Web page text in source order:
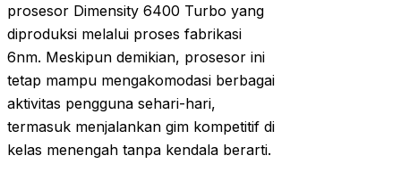
prosesor Dimensity 6400 Turbo yang
diproduksi melalui proses fabrikasi
6nm. Meskipun demikian, prosesor ini
tetap mampu mengakomodasi berbagai
aktivitas pengguna sehari-hari,
termasuk menjalankan gim kompetitif di
kelas menengah tanpa kendala berarti.